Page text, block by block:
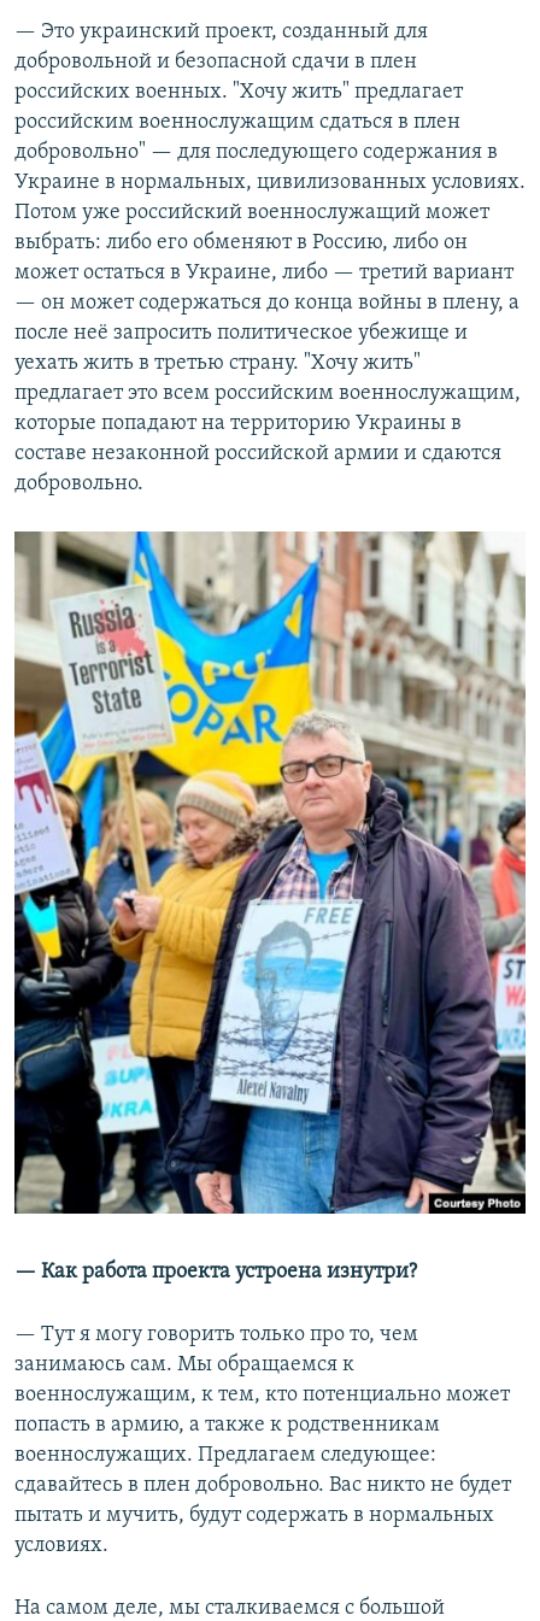
— Это украинский проект, созданный для
добровольной и безопасной сдачи в плен
российских военных. "Хочу жить" предлагает
российским военнослужащим сдаться в плен
добровольно" — для последующего содержания в
Украине в нормальных, цивилизованных условиях.
Потом уже российский военнослужащий может
выбрать: либо его обменяют в Россию, либо он
может остаться в Украине, либо — третий вариант
— он может содержаться до конца войны в плену, а
после неё запросить политическое убежище и
уехать жить в третью страну. "Хочу жить"
предлагает это всем российским военнослужащим,
которые попадают на территорию Украины в
составе незаконной российской армии и сдаются
добровольно.
— Как работа проекта устроена изнутри?
— Тут я могу говорить только про то, чем
занимаюсь сам. Мы обращаемся к
военнослужащим, к тем, кто потенциально может
попасть в армию, а также к родственникам
военнослужащих. Предлагаем следующее:
сдавайтесь в плен добровольно. Вас никто не будет
пытать и мучить, будут содержать в нормальных
условиях.
На самом деле, мы сталкиваемся с большой